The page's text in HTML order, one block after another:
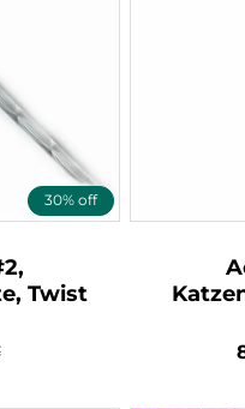
30% off
Twist